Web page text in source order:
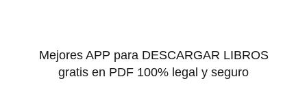
Mejores APP para DESCARGAR LIBROS
gratis en PDF 100% legal y seguro